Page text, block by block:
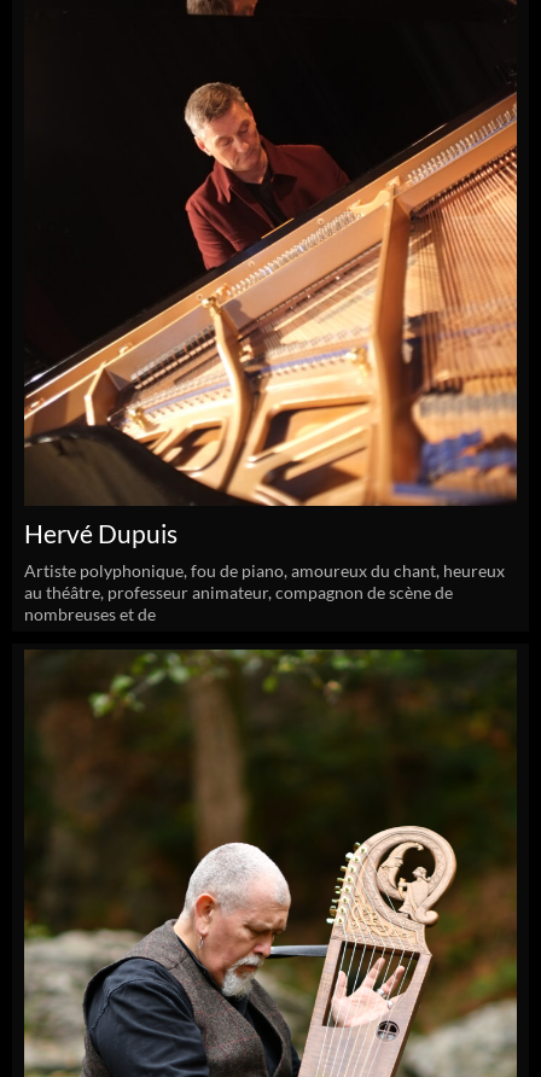
Hervé Dupuis
Artiste polyphonique, fou de piano, amoureux du chant, heureux
au théâtre, professeur animateur, compagnon de scène de
nombreuses et de